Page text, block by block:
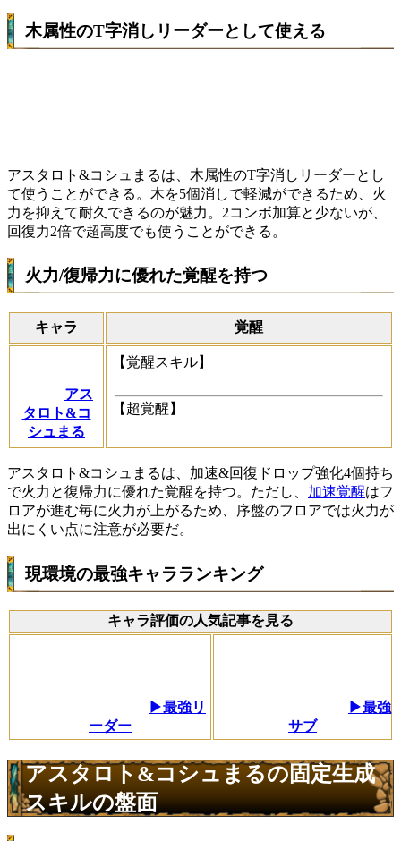
木属性のT字消しリーダーとして使える
アスタロト&コシュまるは、木属性のT字消しリーダーとし
て使うことができる。木を5個消しで軽減ができるため、火
力を抑えて耐久できるのが魅力。2コンボ加算と少ないが、
回復力2倍で超高度でも使うことができる。
火力/復帰力に優れた覚醒を持つ
キャラ 覚醒
アス
タロト&コ
シュまる
【覚醒スキル】
【超覚醒】
アスタロト&コシュまるは、加速&回復ドロップ強化4個持ち
で火力と復帰力に優れた覚醒を持つ。ただし、 加速覚醒はフ
ロアが進む毎に火力が上がるため、序盤のフロアでは火力が
出にくい点に注意が必要だ。
現環境の最強キャラランキング
キャラ評価の人気記事を見る
▶最強リ
ーダー
▶最強
サブ
アスタロト&コシュまるの固定生成
スキルの盤面